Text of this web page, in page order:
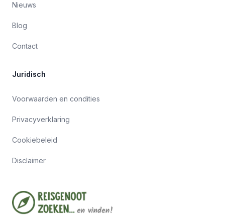
Nieuws
Blog
Contact
Juridisch
Voorwaarden en condities
Privacyverklaring
Cookiebeleid
Disclaimer